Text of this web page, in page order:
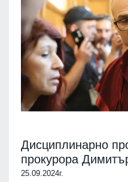
Дисциплинарно
прокурора
25.09.2024г.